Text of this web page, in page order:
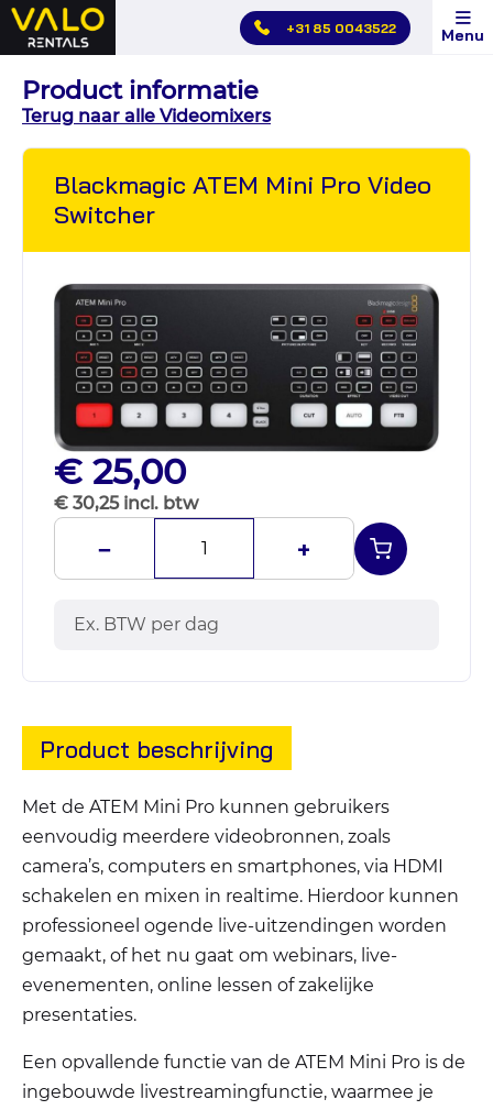
Hoofdmenu
overslaan
+31 85 0043522 Menu
Product informatie
Terug naar alle Videomixers
Blackmagic ATEM Mini Pro Video
Switcher
€ 25,00
€ 30,25 incl. btw
− +
Ex. BTW per dag
Product beschrijving
Met de ATEM Mini Pro kunnen gebruikers
eenvoudig meerdere videobronnen, zoals
camera’s, computers en smartphones, via HDMI
schakelen en mixen in realtime. Hierdoor kunnen
professioneel ogende live-uitzendingen worden
gemaakt, of het nu gaat om webinars, live-
evenementen, online lessen of zakelijke
presentaties.
Een opvallende functie van de ATEM Mini Pro is de
ingebouwde livestreamingfunctie, waarmee je